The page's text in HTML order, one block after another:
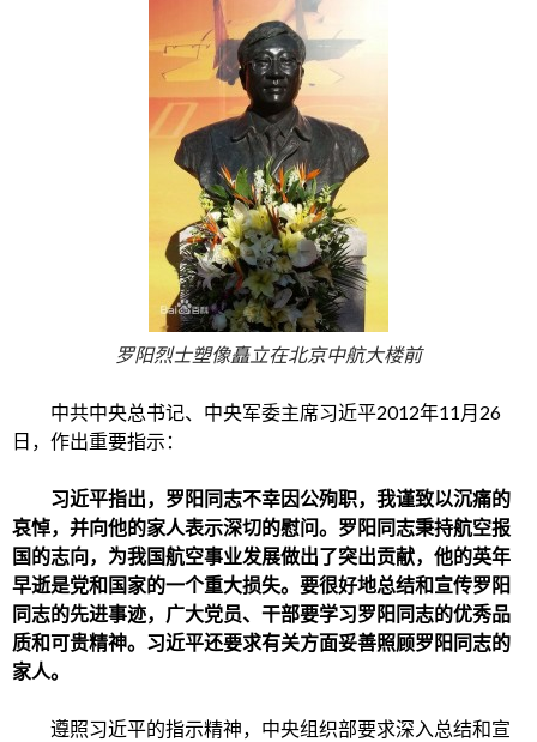
罗阳烈士塑像矗立在北京中航大楼前
中共中央总书记、中央军委主席习近平2012年11月26
日，作出重要指示：
习近平指出，罗阳同志不幸因公殉职，我谨致以沉痛的
哀悼，并向他的家人表示深切的慰问。罗阳同志秉持航空报
国的志向，为我国航空事业发展做出了突出贡献，他的英年
早逝是党和国家的一个重大损失。要很好地总结和宣传罗阳
同志的先进事迹，广大党员、干部要学习罗阳同志的优秀品
质和可贵精神。习近平还要求有关方面妥善照顾罗阳同志的
家人。
遵照习近平的指示精神， 中央组织部要求深入总结和宣